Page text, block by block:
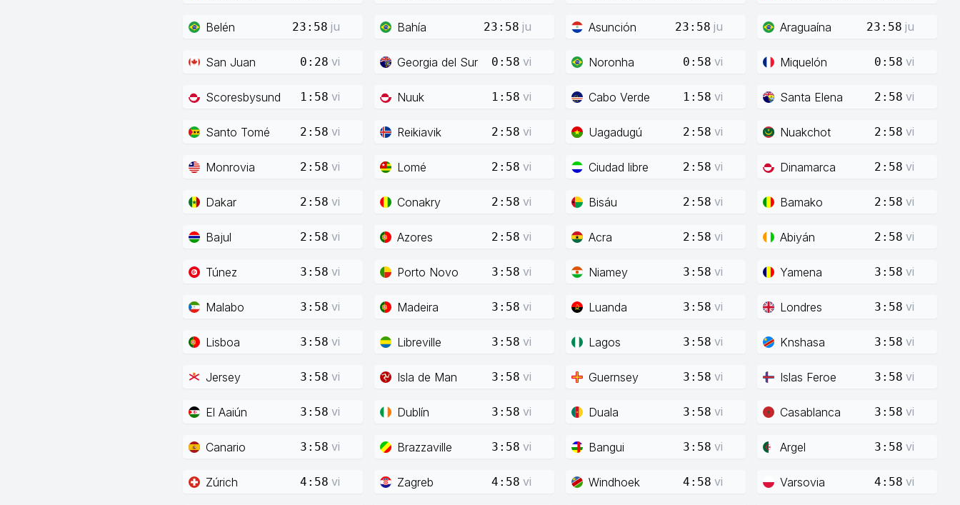
Belén 23:58 ju Bahía 23:58 ju Asunción 23:58 ju Araguaína 23:58 ju
San Juan 0:28 vi Georgia del Sur 0:58 vi Noronha 0:58 vi Miquelón 0:58 vi
Scoresbysund 1:58 vi Nuuk 1:58 vi Cabo Verde 1:58 vi Santa Elena 2:58 vi
Santo Tomé 2:58 vi Reikiavik 2:58 vi Uagadugú 2:58 vi Nuakchot 2:58 vi
Monrovia 2:58 vi Lomé 2:58 vi Ciudad libre 2:58 vi Dinamarca 2:58 vi
Dakar 2:58 vi Conakry 2:58 vi Bisáu 2:58 vi Bamako 2:58 vi
Bajul 2:58 vi Azores 2:58 vi Acra 2:58 vi Abiyán 2:58 vi
Túnez 3:58 vi Porto Novo 3:58 vi Niamey 3:58 vi Yamena 3:58 vi
Malabo 3:58 vi Madeira 3:58 vi Luanda 3:58 vi Londres 3:58 vi
Lisboa 3:58 vi Libreville 3:58 vi Lagos 3:58 vi Knshasa 3:58 vi
Jersey 3:58 vi Isla de Man 3:58 vi Guernsey 3:58 vi Islas Feroe 3:58 vi
El Aaiún 3:58 vi Dublín 3:58 vi Duala 3:58 vi Casablanca 3:58 vi
Canario 3:58 vi Brazzaville 3:58 vi Bangui 3:58 vi Argel 3:58 vi
Zúrich 4:58 vi Zagreb 4:58 vi Windhoek 4:58 vi Varsovia 4:58 vi